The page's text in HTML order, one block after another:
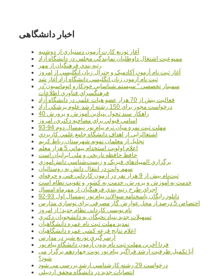
اخبار دانشگاهی
آغاز توزيع کارت آزمون دستياري از دوشنبه
ممنوعيت اشتغال داوطلبان نمايندگي مجلس در دانشگاه آزاد
رتبه بندي فرهنگيان از مهر
آغاز ثبت نام آزمون آکادميک و جنرال زبان انگليسي از امروز
ثبت نام آزمون زبان انگليسي دانشگاه آزاد آغاز شد
سمينار تخصصي " سيستم شناسايي خودکارو اتوماسيون"در
فرهنگسراي فناوري اطلاعات
فعاليت بيش از 70 هزار عضو هيات علمي در دانشگاه آزاد
درخواست مجوز براي 150 رشته ارشد علوم پزشکي آزاد
40 راهکار سند تحول بنيادين آموزش و پرورش
اسامي قبولي براي مصاحبه دکتري، امروز
مهلت ثبت نمره میان ترم پیام نور نیمسال دوم 94-93
اشتغالزايي از اهداف دانشگاه جامع علمي کاربردي
تجليل از معلمان نمونه شهرستان رباط کريم
اعلام اولويت استخدام پيماني 5 هزار معلم
حافظ حافظه تاريخي و ملي ايرانيان است
برگزاري المپيادهاي فيزيک و زيست‌شناسي دانش‌آموزي
سهم وانت در انتقال دانش به روستائيان
ثبت‌نام بيش از 9 هزار نفر در آزمون کارداني فني و حرفه‌اي
خدمت به آموزش و پرورش، خدمت به کشور و تقويت نظام است
اجراي طرح رتبه بندي فرهنگيان از مهرماه امسال
دانلود رایگان پاسخنامه سوالات پیام نور نیمسال اول 93-92
اختصاص 5 درصد از محل عوارض گاز مصرفي براي نوسازي مدارس
نام نويسي کارداني نظام جديد؛ از امروز
تسهيلات جديد بنياد نخبگان به دانشجويان دکتري
تمديد مهلت ثبت نام عمره دانشگاهيان
اعلام نتايج قرعه کشي عمره دانشگاهيان
ازسرگيري توزيع شير در مدارس
فردا آخرین مهلت ثبت نام بدون آزمون دانشگاه پیام نور
آیا تکمیل ظرفیت ارشد فراگیر پیام نور نوبت چهاردهم برگزار می
شود؟
درخواست 29 رشته کارشناسي ارشد بررسي مي شود
انتصابات جديد در دانشگاه محقق اردبيلي